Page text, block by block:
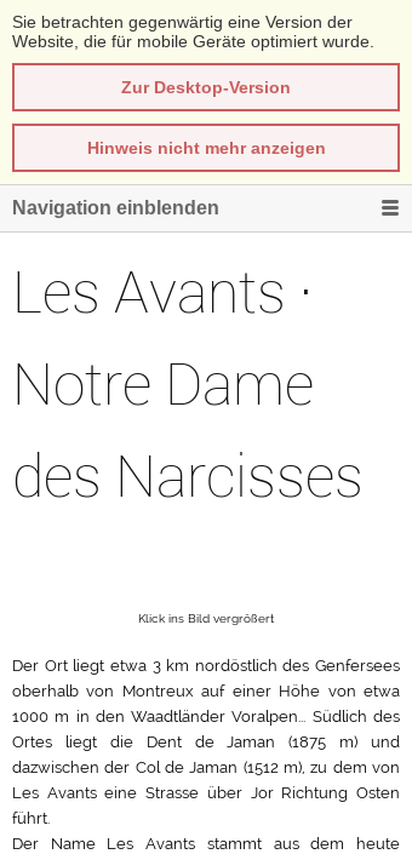
Sie betrachten gegenwärtig eine Version der
Website, die für mobile Geräte optimiert wurde.
Zur Desktop-Version
Hinweis nicht mehr anzeigen
Navigation einblenden
Les Avants ·
Notre Dame
des Narcisses
Klick ins Bild vergrößert
Der Ort liegt etwa 3 km nordöstlich des Genfersees
oberhalb von Montreux auf einer Höhe von etwa
1000 m in den Waadtländer Voralpen... Südlich des
Ortes liegt die Dent de Jaman (1875 m) und
dazwischen der Col de Jaman (1512 m), zu dem von
Les Avants eine Strasse über Jor Richtung Osten
führt.
Der Name Les Avants stammt aus dem heute